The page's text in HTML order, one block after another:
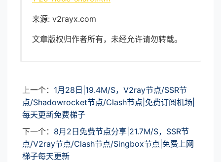
来源: v2rayx.com
文章版权归作者所有，未经允许请勿转载。
上一个： 1月28日|19.4M/S，V2ray节点/SSR节
点/Shadowrocket节点/Clash节点|免费订阅机场|
每天更新免费梯子
下一个： 8月2日免费节点分享|21.7M/S，SSR节
点/V2ray节点/Clash节点/Singbox节点|免费上网
梯子每天更新